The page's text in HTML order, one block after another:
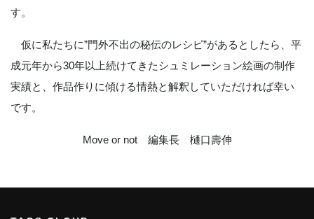
す。
仮に私たちに”門外不出の秘伝のレシピ”があるとしたら、平
成元年から30年以上続けてきたシュミレーション絵画の制作
実績と、作品作りに傾ける情熱と解釈していただければ幸い
です。
Move or not 編集長 樋口壽伸